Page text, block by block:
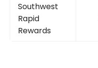
Southwest
Rapid
Rewards